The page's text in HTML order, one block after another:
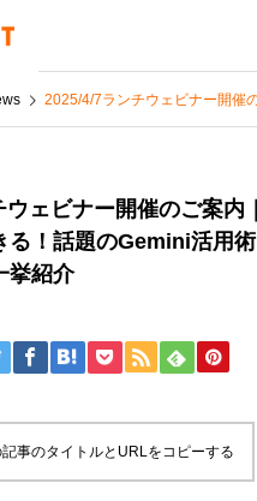
2025/4/7ランチウェビナー開催のご案内｜無料でもここまでできる！話題のGemini活用術と最
ェビナー開催のご案内
る！話題のGemini活用
挙紹介
記事のタイトルとURLをコピーする